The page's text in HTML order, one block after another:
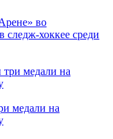
во
следж-хоккее среди
медали на